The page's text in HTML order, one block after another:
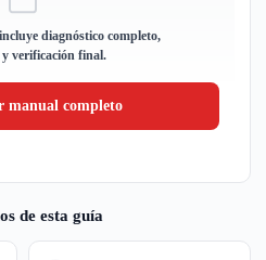
diagnóstico completo,
verificación final.
manual completo
de esta guía